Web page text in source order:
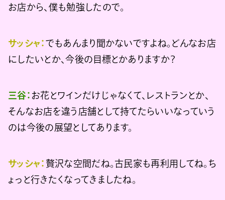
お店から、僕も勉強したので。
サッシャ： でもあんまり聞かないですよね。どんなお店
にしたいとか、今後の目標とかありますか？
三谷： お花とワインだけじゃなくて、レストランとか、
そんなお店を違う店舗として持てたらいいなっていう
のは今後の展望としてあります。
サッシャ： 贅沢な空間だね。古民家も再利用してね。ち
ょっと行きたくなってきましたね。